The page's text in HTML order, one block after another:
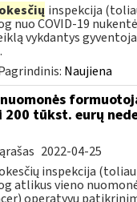
inspekcija
nuo COVID-19
vykdantys
Naujiena
200 tūkst. eurų
2022-04-25
inspekcija (toliau
atlikus vieno
operatyvų